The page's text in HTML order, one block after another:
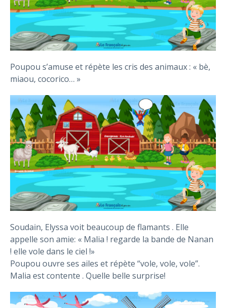
Poupou s’amuse et répète les cris des animaux : « bè,
miaou, cocorico… »
Soudain, Elyssa voit beaucoup de flamants . Elle
appelle son amie: « Malia ! regarde la bande de Nanan
! elle vole dans le ciel !»
Poupou ouvre ses ailes et répète “vole, vole, vole”.
Malia est contente . Quelle belle surprise!